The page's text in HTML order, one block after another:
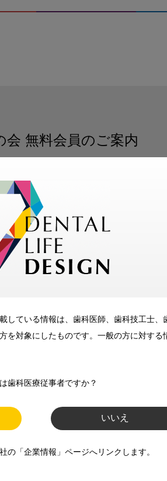
している情報は、歯科医師、歯科技工士、
を対象にしたものです。一般の方に対する
歯科医療従事者ですか？
いいえ
の「企業情報」ページへリンクします。
会 無料会員のご案内
フデザインをもっと便利にご利用い
メリット
マガジンでお届け
生士、歯科技工士）に
す。